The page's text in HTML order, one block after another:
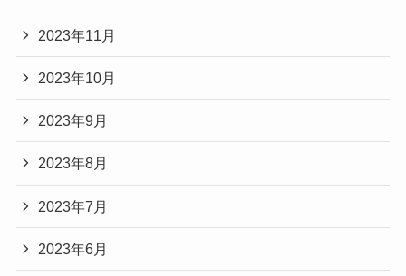
2023年11月
2023年10月
2023年9月
2023年8月
2023年7月
2023年6月